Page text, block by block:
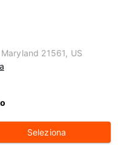
21561, US
Seleziona